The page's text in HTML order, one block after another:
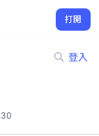
打開
登入